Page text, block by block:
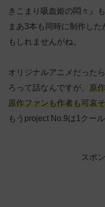
きこまり吸血姫の悶々』
まあ3本も同時に制作し
もしれませんがね。
オリジナルアニメだった
ろって話なんですが、 原
原作ファンも作者も可哀
もうproject No.9は1クー
スポ